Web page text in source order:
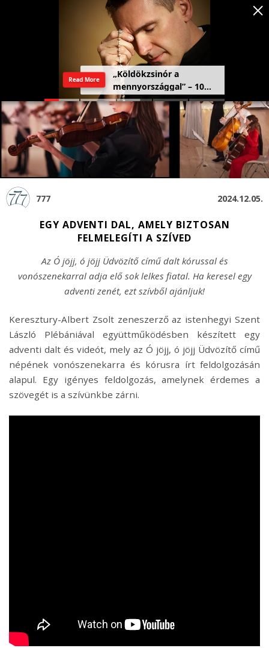
777 2024.12.05.
EGY ADVENTI DAL, AMELY BIZTOSAN
FELMELEGÍTI A SZÍVED
Az Ó jöjj, ó jöjj Üdvözítő című dalt kórussal és
vonószenekarral adja elő sok lelkes fiatal. Ha keresel egy
adventi zenét, ezt szívből ajánljuk!
„Köldökzsinór a
mennyországgal” – 10
férfi vallomása a
rózsafüzérről
Read More
Keresztury-Albert Zsolt zeneszerző az istenhegyi Szent
László Plébániával együttműködésben készített egy
adventi dalt és videót, mely az Ó jöjj, ó jöjj Üdvözítő című
népének vonószenekarra és kórusra írt feldolgozásán
alapul. Egy igényes feldolgozás, amelynek érdemes a
szövegét is a szívünkbe zárni.